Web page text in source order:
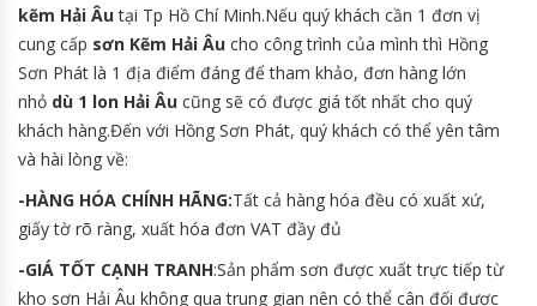
kẽm Hải Âutại Tp Hồ Chí Minh.Nếu quý khách cần 1 đơn vị
cung cấp sơn Kẽm Hải Âu cho công trình của mình thì Hồng
Sơn Phát là 1 địa điểm đáng để tham khảo, đơn hàng lớn
nhỏ dù 1 lon Hải Âu cũng sẽ có được giá tốt nhất cho quý
khách hàng.Đến với Hồng Sơn Phát, quý khách có thể yên tâm
và hài lòng về:
-HÀNG HÓA CHÍNH HÃNG:Tất cả hàng hóa đều có xuất xứ,
giấy tờ rõ ràng, xuất hóa đơn VAT đầy đủ
-GIÁ TỐT CẠNH TRANH:Sản phẩm sơn được xuất trực tiếp từ
kho sơn Hải Âu không qua trung gian nên có thể cân đối được